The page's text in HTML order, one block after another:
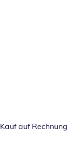
Kauf auf Rechnung